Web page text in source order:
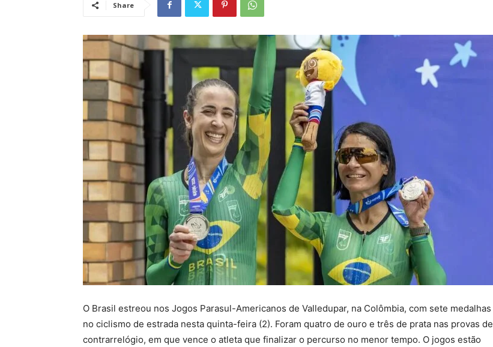
Share
O Brasil estreou nos Jogos Parasul-Americanos de Valledupar, na Colômbia, com sete medalhas
no ciclismo de estrada nesta quinta-feira (2). Foram quatro de ouro e três de prata nas provas de
contrarrelógio, em que vence o atleta que finalizar o percurso no menor tempo. O jogos estão